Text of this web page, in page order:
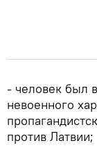
- человек был
невоенного
против Латвии;